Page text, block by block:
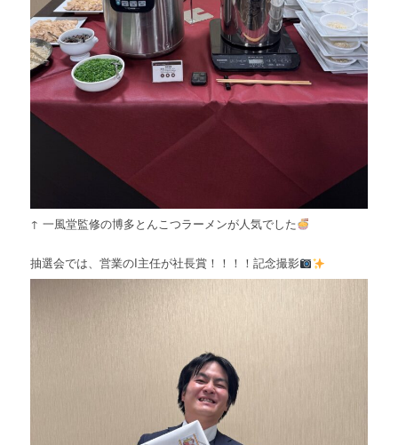
↑ 一風堂監修の博多とんこつラーメンが人気でした
抽選会では、営業のI主任が社長賞！！！！記念撮影